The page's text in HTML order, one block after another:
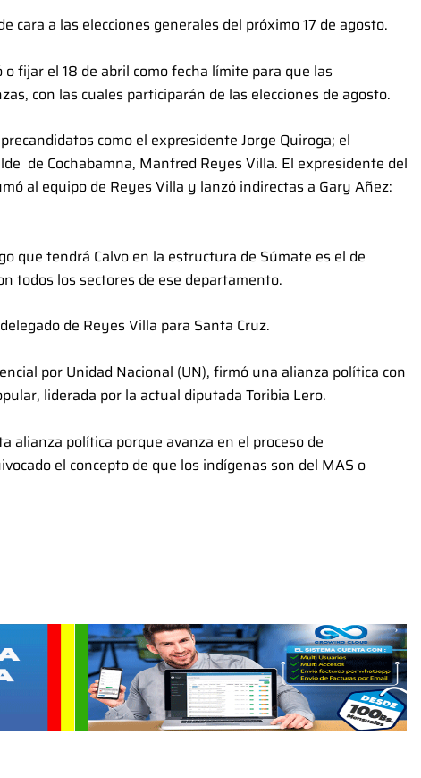
cara a las elecciones generales del próximo 17 de agosto.
fijar el 18 de abril como fecha límite para que las
con las cuales participarán de las elecciones de agosto.
como el expresidente Jorge Quiroga; el
de Cochabamna, Manfred Reyes Villa. El expresidente del
al equipo de Reyes Villa y lanzó indirectas a Gary Añez:
que tendrá Calvo en la estructura de Súmate es el de
todos los sectores de ese departamento.
de Reyes Villa para Santa Cruz.
por Unidad Nacional (UN), firmó una alianza política con
liderada por la actual diputada Toribia Lero.
alianza política porque avanza en el proceso de
el concepto de que los indígenas son del MAS o